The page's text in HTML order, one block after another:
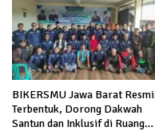
BIKERSMU Jawa Barat Resmi
Terbentuk, Dorong Dakwah
Santun dan Inklusif di Ruang